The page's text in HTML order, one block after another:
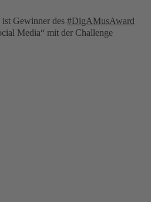
Gewinner des #DigAMusAward
Media“ mit der Challenge